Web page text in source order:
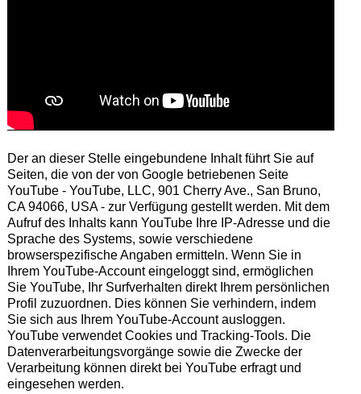
Der an dieser Stelle eingebundene Inhalt führt Sie auf
Seiten, die von der von Google betriebenen Seite
YouTube - YouTube, LLC, 901 Cherry Ave., San Bruno,
CA 94066, USA - zur Verfügung gestellt werden. Mit dem
Aufruf des Inhalts kann YouTube Ihre IP-Adresse und die
Sprache des Systems, sowie verschiedene
browserspezifische Angaben ermitteln. Wenn Sie in
Ihrem YouTube-Account eingeloggt sind, ermöglichen
Sie YouTube, Ihr Surfverhalten direkt Ihrem persönlichen
Profil zuzuordnen. Dies können Sie verhindern, indem
Sie sich aus Ihrem YouTube-Account ausloggen.
YouTube verwendet Cookies und Tracking-Tools. Die
Datenverarbeitungsvorgänge sowie die Zwecke der
Verarbeitung können direkt bei YouTube erfragt und
eingesehen werden.